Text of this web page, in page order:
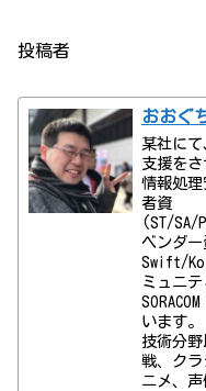
投稿者
おおぐ
某社に
支援をさ
情報処
者資
(ST/SA/
ベンダー
Swift/
ミュニ
います。
技術分
戦、ク
ニメ、声